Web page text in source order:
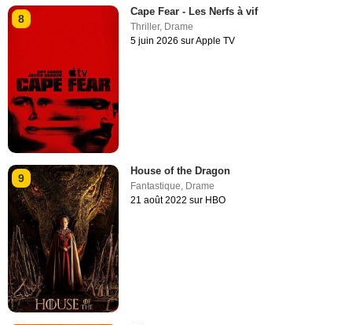
8
Cape Fear - Les Nerfs à vif
Thriller, Drame
5 juin 2026 sur Apple TV
9
House of the Dragon
Fantastique, Drame
21 août 2022 sur HBO